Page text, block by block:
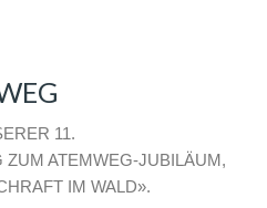
11.
ATEMWEG-JUBILÄUM,
IM WALD».